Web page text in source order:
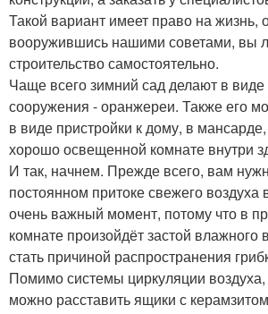
Такой вариант имеет право на жизнь,
вооружившись нашими советами, вы
строительство самостоятельно.
Чаще всего зимний сад делают в виде
сооружения - оранжереи. Также его
в виде пристройки к дому, в
хорошо освещенной комнате внутри
И так, начнем. Прежде всего, вам
постоянном притоке свежего
очень важный момент, потому что в
комнате произойдёт застой влажного
стать причиной распространения
Помимо системы циркуляции
можно расставить ящики с